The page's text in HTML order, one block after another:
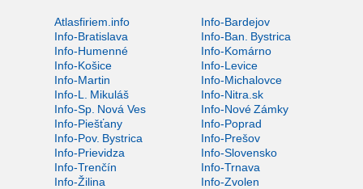
Atlasfiriem.info
Info-Bardejov
Info-Bratislava
Info-Ban. Bystrica
Info-Humenné
Info-Komárno
Info-Košice
Info-Levice
Info-Martin
Info-Michalovce
Info-L. Mikuláš
Info-Nitra.sk
Info-Sp. Nová Ves
Info-Nové Zámky
Info-Piešťany
Info-Poprad
Info-Pov. Bystrica
Info-Prešov
Info-Prievidza
Info-Slovensko
Info-Trenčín
Info-Trnava
Info-Žilina
Info-Zvolen